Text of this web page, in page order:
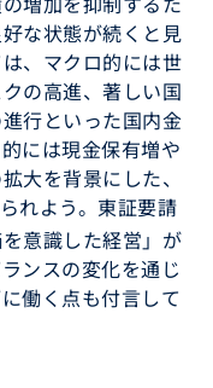
な状態が続くと見
、マクロ的には世
の高進、著しい国
行といった国内金
には現金保有増や
大を背景にした、
れよう。東証要請
意識した経営」が
ンスの変化を通じ
働く点も付言して